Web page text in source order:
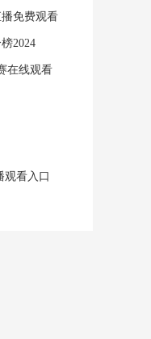
免费观看
2024
在线观看
观看入口